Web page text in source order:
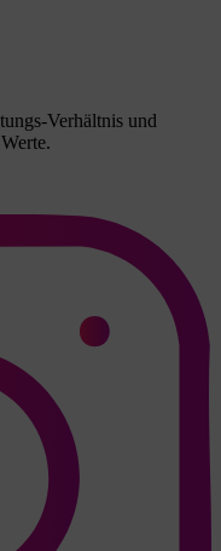
Verhältnis und